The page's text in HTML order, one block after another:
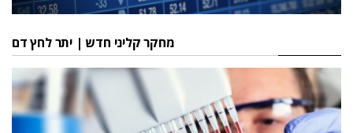
מחקר קליני חדש | יתר לחץ דם